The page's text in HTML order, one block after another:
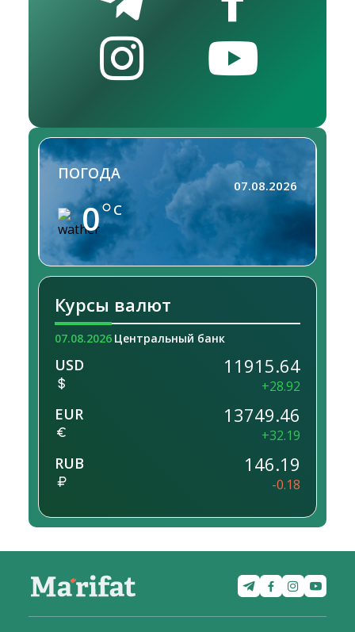
ПОГОДА
0 C
07.08.2026
Курсы валют
07.08.2026 Центральный банк
USD 11915.64
+28.92
EUR 13749.46
+32.19
RUB 146.19
-0.18